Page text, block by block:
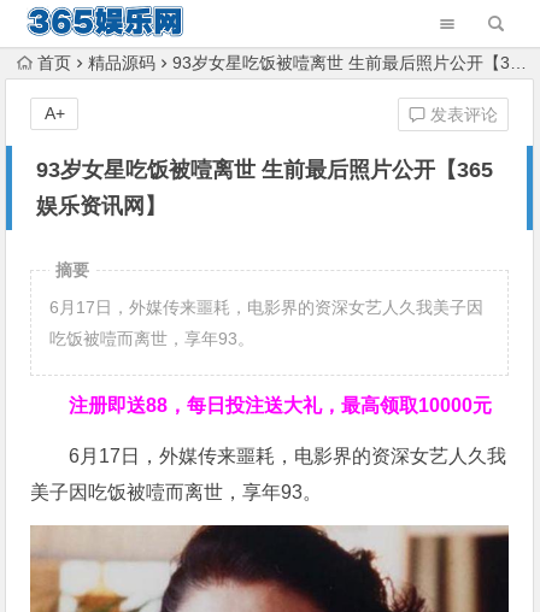
首页 精品源码 93岁女星吃饭被噎离世 生前最后照片公开【365娱乐资讯网】
93岁女星吃饭被噎离世 生前最后照片公开【365
娱乐资讯网】
发表评论
A+
摘要
6月17日，外媒传来噩耗，电影界的资深女艺人久我美子因
吃饭被噎而离世，享年93。
注册即送88，每日投注送大礼，最高领取10000元
6月17日，外媒传来噩耗，电影界的资深女艺人久我
美子因吃饭被噎而离世，享年93。